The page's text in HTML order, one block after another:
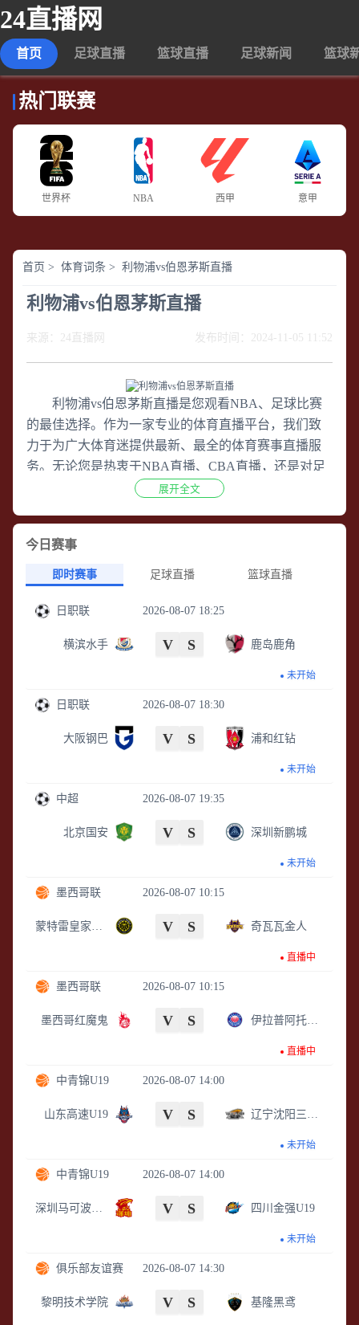
24直播网
首页 足球直播 篮球直播 足球新闻 篮球
热门联赛
世界杯 NBA 西甲 意甲
首页 > 体育词条 > 利物浦vs伯恩茅斯直播
利物浦vs伯恩茅斯直播
来源： 24直播网 发布时间：2024-11-05 11:52
利物浦vs伯恩茅斯直播是您观看NBA、足球比赛
的最佳选择。作为一家专业的体育直播平台，我们致
力于为广大体育迷提供最新、最全的体育赛事直播服
务。无论您是热衷于NBA直播、CBA直播，还是对足
球直播、欧洲杯直播、五大联赛直播（包括英超直
茅斯直播
的足球比赛。不论是英超、意甲、法甲、德甲还是西
尽情感受足球带来的激情和乐趣，与此同时，我们也
提供NBA直播等热门赛事的直播服务，确保您不会错
过任何一场精彩的比赛。 除了直播服务， 利物浦vs伯
还为您提供足球录像、欧洲杯录像、五大
联赛录像回放等体育比赛的录像回放服务。这意味
着，即使您错过了某场比赛的直播，也可以随时通过
我们的平台回顾比赛精彩瞬间；我们还提供比赛视
质、最便捷的体育赛事观看体验；无论您是NBA迷还
是足球爱好者，我们都能满足您的观赛需求，让您尽
情享受体育的魅力。选择
利物浦vs伯恩茅斯直播 ，就
是选择了与全球体育爱好者一同分享激情的机会！
展开全文
今日赛事
即时赛事 足球直播 篮球直播
2026-08-07 18:25
日职联
横滨水手 V S 鹿岛鹿角
未开始
2026-08-07 18:30
日职联
大阪钢巴 V S 浦和红钻
未开始
2026-08-07 19:35
中超
北京国安 V S 深圳新鹏城
未开始
2026-08-07 10:15
墨西哥联
V S 奇瓦瓦金人
直播中
2026-08-07 10:15
墨西哥联
墨西哥红魔鬼 V S
直播中
2026-08-07 14:00
中青锦U19
山东高速U19 V S
未开始
2026-08-07 14:00
中青锦U19
V S 四川金强U19
未开始
2026-08-07 14:30
俱乐部友谊赛
黎明技术学院 V S 基隆黑鸢